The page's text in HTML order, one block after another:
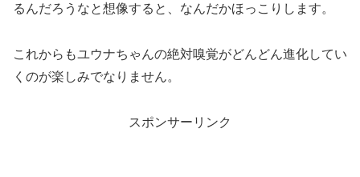
るんだろうなと想像すると、なんだかほっこりします。
これからもユウナちゃんの絶対嗅覚がどんどん進化してい
くのが楽しみでなりません。
スポンサーリンク